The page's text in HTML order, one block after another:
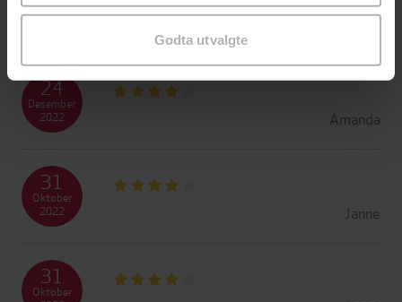
Godta utvalgte
Even
Januar
Amanda
24
Desember
2022
Janne
31
Oktober
2022
31
Oktober